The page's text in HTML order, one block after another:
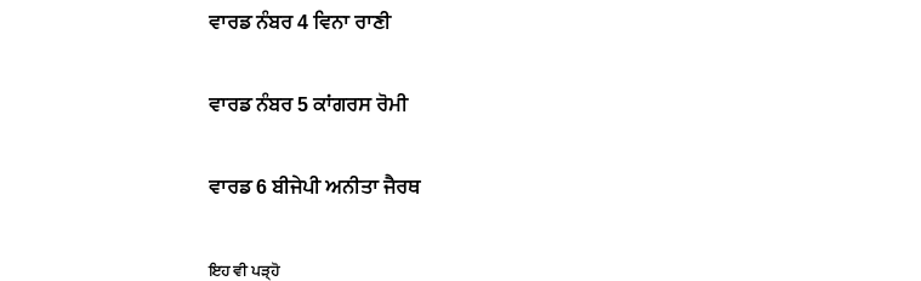
ਵਾਰਡ ਨੰਬਰ 4 ਵਿਨਾ ਰਾਣੀ
ਵਾਰਡ ਨੰਬਰ 5 ਕਾਂਗਰਸ ਰੋਮੀ
ਵਾਰਡ 6 ਬੀਜੇਪੀ ਅਨੀਤਾ ਜੈਰਥ
ਇਹ ਵੀ ਪੜ੍ਹੋ